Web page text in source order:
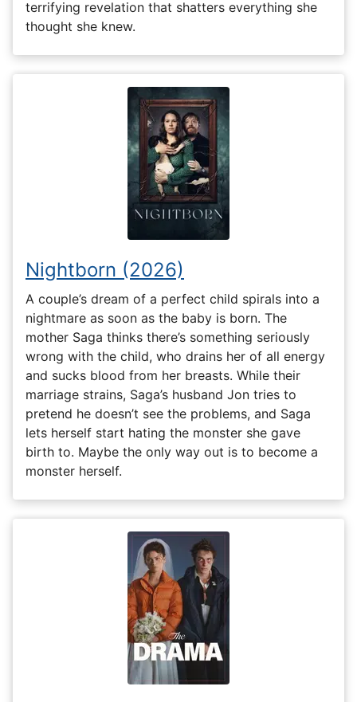
terrifying revelation that shatters everything she
thought she knew.
Nightborn (2026)
A couple’s dream of a perfect child spirals into a
nightmare as soon as the baby is born. The
mother Saga thinks there’s something seriously
wrong with the child, who drains her of all energy
and sucks blood from her breasts. While their
marriage strains, Saga’s husband Jon tries to
pretend he doesn’t see the problems, and Saga
lets herself start hating the monster she gave
birth to. Maybe the only way out is to become a
monster herself.